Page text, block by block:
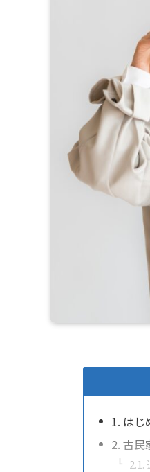
1. はじ
2. 古民
2.1.